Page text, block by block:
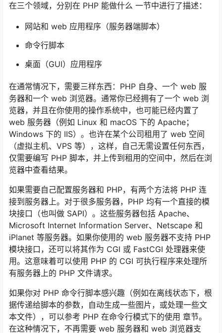
在三个领域，分别在 PHP 能做什么 一节中进行了描述：
网站和 web 应用程序（服务器端脚本）
命令行脚本
桌面（GUI）应用程序
在通常情况下，需要三样东西：PHP 自身、一个 web 服
务器和一个 web 浏览器。通常你已经拥有了一个 web 浏
览器，并且在你使用的操作系统中，也可能已经内置了
web 服务器（例如 Linux 和 macOS 下的 Apache；
Windows 下的 IIS）。也许在某个公司租用了 web 空间
（虚拟主机、VPS 等），这样，自己无需设置任何东西，
仅需要编写 PHP 脚本，并上传到租用的空间中，然后在浏
览器中查看结果。
如果需要自己配置服务器和 PHP，有两个方法将 PHP 连
接到服务器上。对于很多服务器，PHP 均有一个直接的模
块接口（也叫做 SAPI）。这些服务器包括 Apache、
Microsoft Internet Information Server、Netscape 和
iPlanet 等服务器。如果你使用的 web 服务器不支持 PHP
模块接口，还可以将其作为 CGI 或 FastCGI 处理器来使
用。这意味着可以使用 PHP 的 CGI 可执行程序来处理所
有服务器上的 PHP 文件请求。
如果你对 PHP 命令行脚本感兴趣（例如在离线状态下，根
据传递给脚本的参数，自动生成一些图片，或处理一些文
本文件），可以参考 PHP 在命令行模式下的使用 章节。
在这种情况下，不再需要 web 服务器和 web 浏览器支